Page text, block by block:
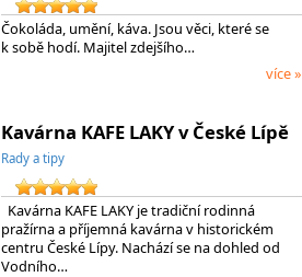
Čokoláda, umění, káva. Jsou věci, které se
k sobě hodí. Majitel zdejšího…
více »
Kavárna KAFE LAKY v České Lípě
Rady a tipy
Kavárna KAFE LAKY je tradiční rodinná
pražírna a příjemná kavárna v historickém
centru České Lípy. Nachází se na dohled od
Vodního…